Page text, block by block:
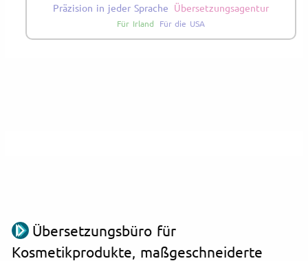
Präzision in jeder Sprache Übersetzungsagentur
Für Irland Für die USA
Übersetzungsbüro für
Kosmetikprodukte, maßgeschneiderte